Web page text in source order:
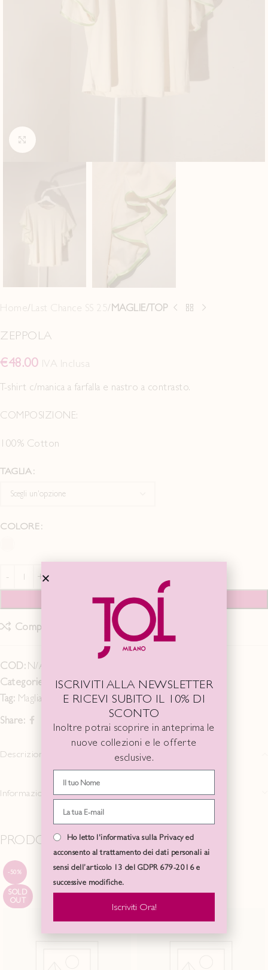
Click to enlarge
Home Last Chance SS 25 MAGLIE/TOP
ZEPPOLA
€48.00 IVA Inclusa
T-shirt c/manica a farfalla e nastro a contrasto.
COMPOSIZIONE:
100% Cotton
TAGLIA
COLORE
AGGIUNGI AL CARRELLO
Compare Add to wishlist
COD: N/A
Categorie:
Last Chance SS 25 MAGLIE/TOP
Tag: Maglia
Share:
Descrizione
Informazioni aggiuntive
PRODOTTI CORRELATI
-50%
SOLD
OUT
-50%
SOLD
ISCRIVITI ALLA NEWSLETTER
E RICEVI SUBITO IL 10% DI
SCONTO
Inoltre potrai scoprire in anteprima le
nuove collezioni e le offerte
esclusive.
Ho letto l'informativa sulla Privacy ed
acconsento al trattamento dei dati personali ai
sensi dell’articolo 13 del GDPR 679-2016 e
successive modifiche.
Iscriviti Ora!